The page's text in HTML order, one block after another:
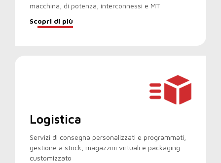
macchina, di potenza, interconnessi e MT
Scopri di più
Logistica
Servizi di consegna personalizzati e programmati,
gestione a stock, magazzini virtuali e packaging
customizzato